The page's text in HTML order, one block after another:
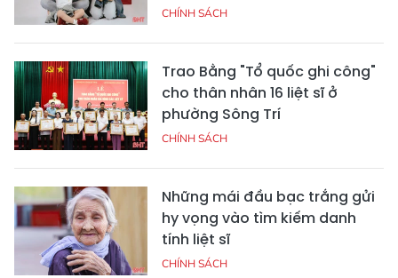
CHÍNH SÁCH
Trao Bằng "Tổ quốc ghi công"
cho thân nhân 16 liệt sĩ ở
phường Sông Trí
CHÍNH SÁCH
Những mái đầu bạc trắng gửi
hy vọng vào tìm kiếm danh
tính liệt sĩ
CHÍNH SÁCH